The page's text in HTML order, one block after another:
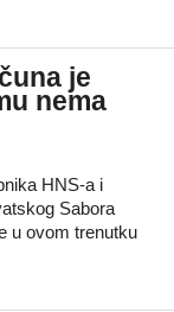
je
nema
HNS-a i
Sabora
u ovom trenutku